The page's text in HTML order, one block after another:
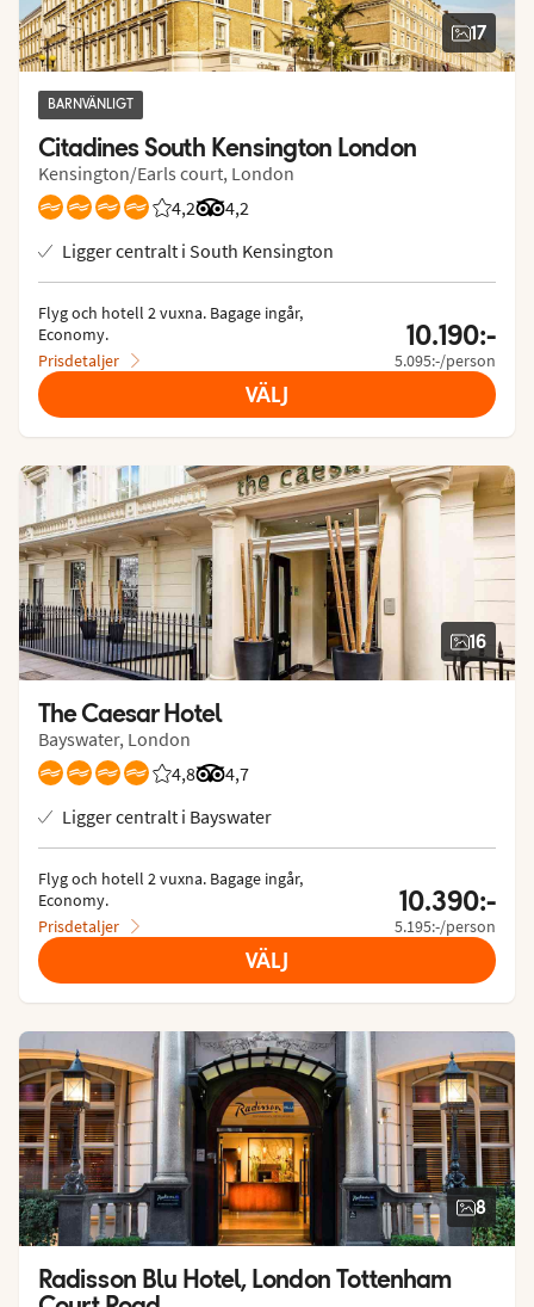
17
BARNVÄNLIGT
Citadines South Kensington London
Kensington/Earls court, London
4,2
Betyg från Vings gäster: 4.222/5
4,2
Betyg från Tripadvisor: 4.2 of 5
Ligger centralt i South Kensington
Flyg och hotell 2 vuxna. Bagage ingår,
Economy.
Prisdetaljer
10.190:-
5.095:-/person
VÄLJ
16
The Caesar Hotel
Bayswater, London
4,8
Betyg från Vings gäster: 4.75/5
4,7
Betyg från Tripadvisor: 4.7 of 5
Ligger centralt i Bayswater
Flyg och hotell 2 vuxna. Bagage ingår,
Economy.
Prisdetaljer
10.390:-
5.195:-/person
VÄLJ
8
Radisson Blu Hotel, London Tottenham